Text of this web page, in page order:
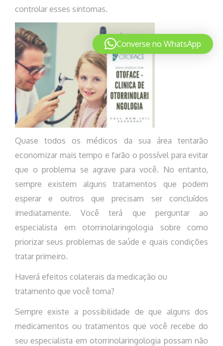
controlar esses sintomas.
Quase todos os médicos da sua área tentarão
economizar mais tempo e farão o possível para evitar
que o problema se agrave para você. No entanto,
sempre existem alguns tratamentos que podem
esperar e outros que precisam ser concluídos
imediatamente. Você terá que perguntar ao
especialista em otorrinolaringologia sobre como
priorizar seus problemas de saúde e quais condições
tratar primeiro.
Haverá efeitos colaterais da medicação ou
tratamento que você toma?
Sempre existe a possibilidade de que alguns dos
medicamentos ou tratamentos que você recebe do
seu especialista em otorrinolaringologia possam não
Converse no WhatsApp